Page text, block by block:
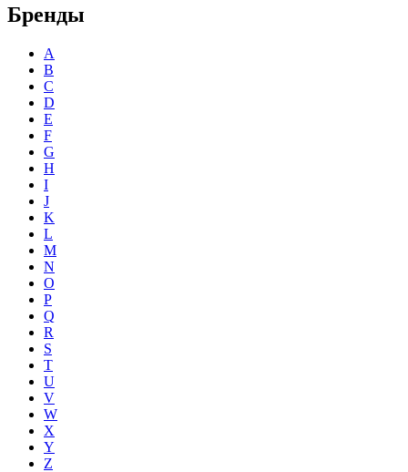
Бренды
A
B
C
D
E
F
G
H
I
J
K
L
M
N
O
P
Q
R
S
T
U
V
W
X
Y
Z